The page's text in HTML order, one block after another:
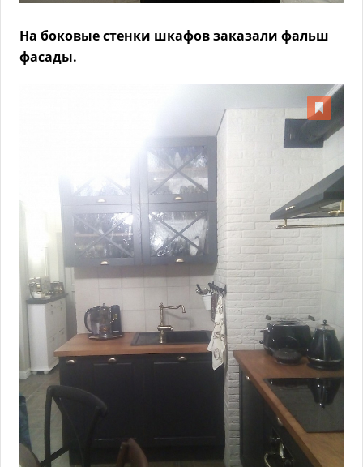
На боковые стенки шкафов заказали фальш
фасады.